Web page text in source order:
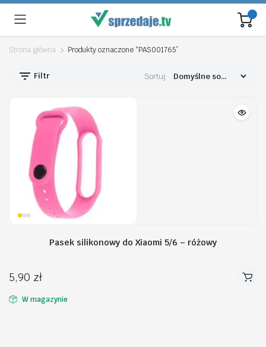
Strona główna Produkty oznaczone “PAS001765”
Filtr Sortuj:
Pasek silikonowy do Xiaomi 5/6 – różowy
5,90 zł
W magazynie